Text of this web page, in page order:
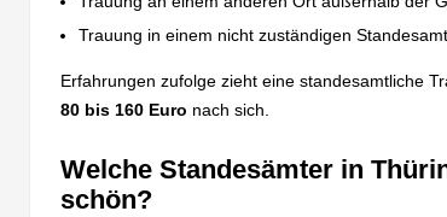
Trauung in einem nicht zuständigen
Erfahrungen zufolge zieht eine standesamtliche
80 bis 160 Euro nach sich.
Welche Standesämter in
schön?